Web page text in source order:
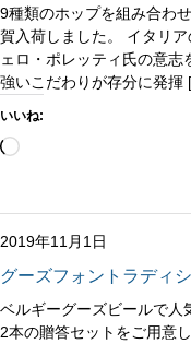
9種類のホップを組み合わ
賀入荷しました。 イタリ
ェロ・ポレッティ氏の意
強いこだわりが存分に発
いいね:
読
み
中…
2019年11月1日
グーズフォントラディ
ベルギーグーズビールで人
2本の贈答セットをご用意